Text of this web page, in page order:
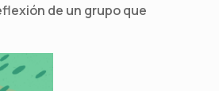
de un grupo que